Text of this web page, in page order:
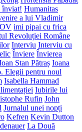
înviat! Humanitas
a lui Vladimir
imi pipai cu frica
Revoluției Române
Interviu Interviu cu
Înviere Învierea
Stan Pătraș Ioana
Elegii pentru noul
Isabella Hammad
Iubirile lui
Rufin John
Jurnalul unei nopți
Kefren Kevin Dutton
La Două